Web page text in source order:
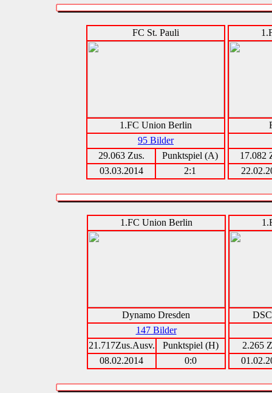
FC St. Pauli
1.FC Union Berlin
95 Bilder
29.063 Zus.
Punktspiel (A)
03.03.2014
2:1
17.082
1.FC Union Berlin
Dynamo Dresden
147 Bilder
21.717Zus.Ausv.
Punktspiel (H)
08.02.2014
0:0
2.265